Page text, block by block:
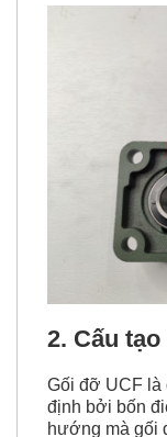
mục đích sử
Gối đỡ UCF là